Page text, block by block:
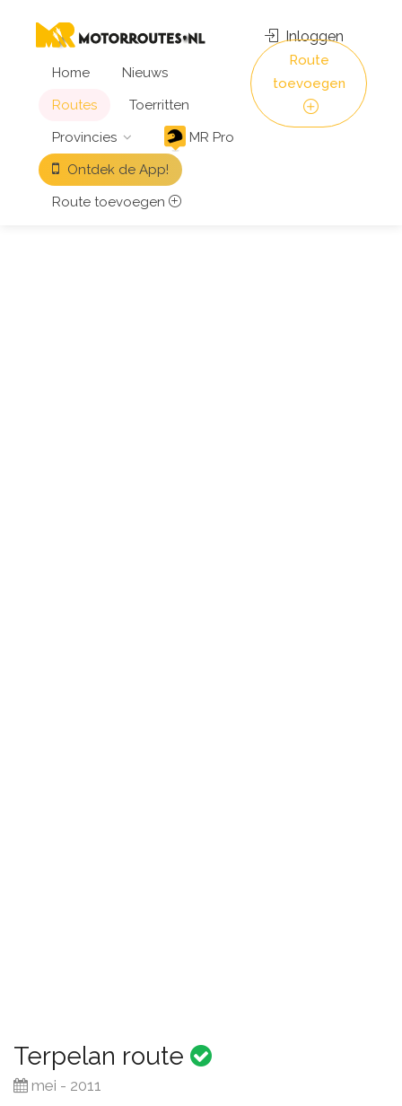
Home
Nieuws
Routes
Toerritten
Provincies
MR Pro
Ontdek de App!
Route toevoegen
Inloggen
Route
toevoegen
Terpelan route
mei - 2011